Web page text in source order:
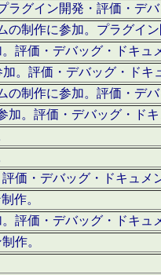
グイン開発・評価・デ
の制作に参加。プラグイ
評価・デバッグ・ドキュ
。評価・デバッグ・ドキ
制作に参加。評価・デバ
。評価・デバッグ・ドキ
価・デバッグ・ドキュメ
作。
評価・デバッグ・ドキュ
作。